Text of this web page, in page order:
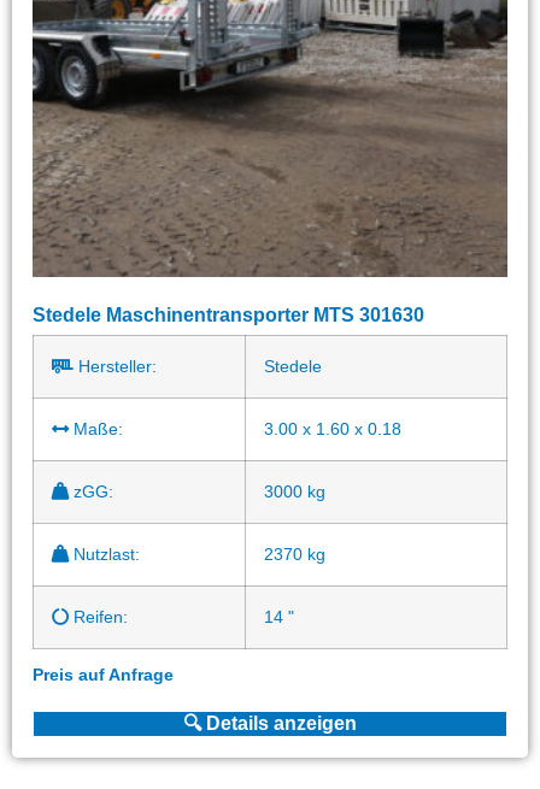
Stedele Maschinentransporter MTS 301630
Hersteller: Stedele
Maße: 3.00 x 1.60 x 0.18
zGG: 3000 kg
Nutzlast: 2370 kg
Reifen: 14 "
Preis auf Anfrage
🔍 Details anzeigen